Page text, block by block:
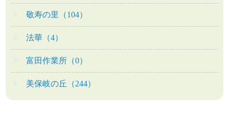
敬寿の里（104）
法華（4）
富田作業所（0）
美保岐の丘（244）